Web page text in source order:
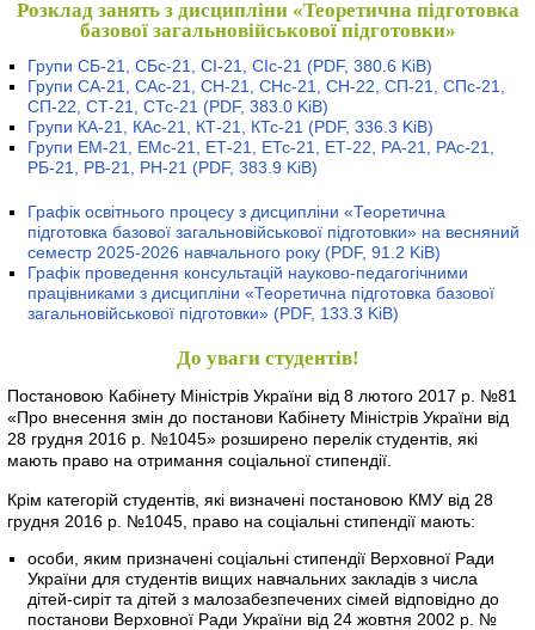
Розклад занять з дисципліни «Теоретична підготовка
базової загальновійськової підготовки»
Групи СБ-21, СБс-21, СІ-21, СІс-21 (PDF, 380.6 KiB)
Групи СА-21, САс-21, СН-21, СНс-21, СН-22, СП-21, СПс-21,
СП-22, СТ-21, СТс-21 (PDF, 383.0 KiB)
Групи КА-21, КАс-21, КТ-21, КТс-21 (PDF, 336.3 KiB)
Групи ЕМ-21, ЕМс-21, ЕТ-21, ЕТс-21, ЕТ-22, РА-21, РАс-21,
РБ-21, РВ-21, РН-21 (PDF, 383.9 KiB)
Графік освітнього процесу з дисципліни «Теоретична
підготовка базової загальновійськової підготовки» на весняний
семестр 2025-2026 навчального року (PDF, 91.2 KiB)
Графік проведення консультацій науково-педагогічними
працівниками з дисципліни «Теоретична підготовка базової
загальновійськової підготовки» (PDF, 133.3 KiB)
До уваги студентів!
Постановою Кабінету Міністрів України від 8 лютого 2017 р. №81
«Про внесення змін до постанови Кабінету Міністрів України від
28 грудня 2016 р. №1045» розширено перелік студентів, які
мають право на отримання соціальної стипендії.
Крім категорій студентів, які визначені постановою КМУ від 28
грудня 2016 р. №1045, право на соціальні стипендії мають:
особи, яким призначені соціальні стипендії Верховної Ради
України для студентів вищих навчальних закладів з числа
дітей-сиріт та дітей з малозабезпечених сімей відповідно до
постанови Верховної Ради України від 24 жовтня 2002 р. №